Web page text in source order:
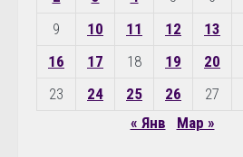
9
10 11 12 13
16
17 18 19 20
23
24 25 26 27
« Янв
Мар »